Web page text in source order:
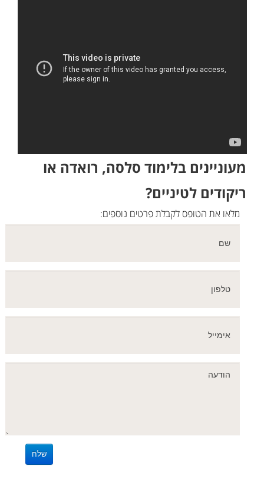
מעוניינים בלימוד סלסה, רואדה או
ריקודים לטיניים?
מלאו את הטופס לקבלת פרטים נוספים: